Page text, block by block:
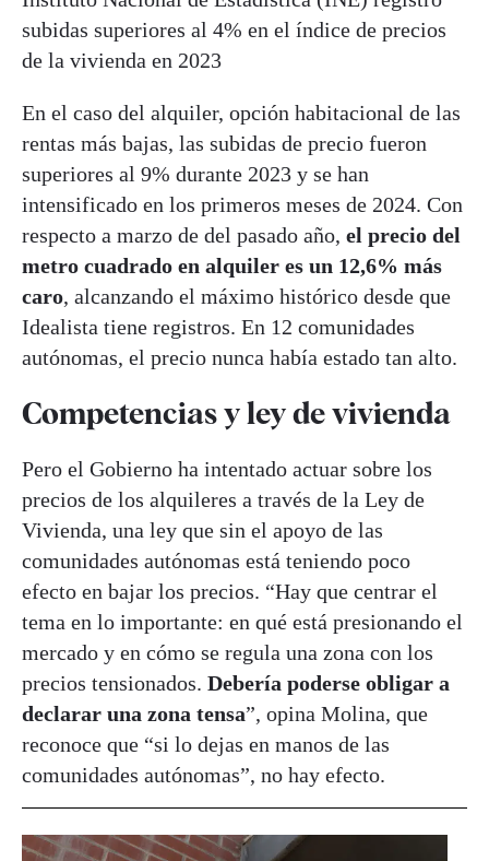
subidas superiores al 4% en el índice de precios
de la vivienda en 2023
En el caso del alquiler, opción habitacional de las
rentas más bajas, las subidas de precio fueron
superiores al 9% durante 2023 y se han
intensificado en los primeros meses de 2024. Con
respecto a marzo de del pasado año, el precio del
metro cuadrado en alquiler es un 12,6% más
caro, alcanzando el máximo histórico desde que
Idealista tiene registros. En 12 comunidades
autónomas, el precio nunca había estado tan alto.
Competencias y ley de vivienda
Pero el Gobierno ha intentado actuar sobre los
precios de los alquileres a través de la Ley de
Vivienda, una ley que sin el apoyo de las
comunidades autónomas está teniendo poco
efecto en bajar los precios. “Hay que centrar el
tema en lo importante: en qué está presionando el
mercado y en cómo se regula una zona con los
precios tensionados. Debería poderse obligar a
declarar una zona tensa”, opina Molina, que
reconoce que “si lo dejas en manos de las
comunidades autónomas”, no hay efecto.